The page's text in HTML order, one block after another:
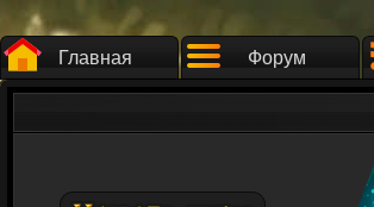
Главная Форум